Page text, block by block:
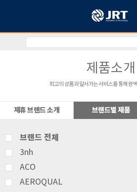
제품소개
최고의 상품과 앞서가는 서비스를 통해 완
제휴 브랜드 소개 브랜드별 제품
브랜드 전체
3nh
ACO
AEROQUAL